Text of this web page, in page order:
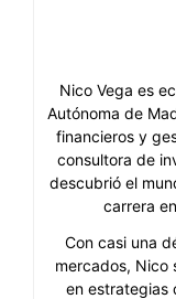
Nico Vega es
Autónoma de
financieros y
consultora de
descubrió el
carrera
Con casi una
mercados, Nico
en estrategias